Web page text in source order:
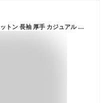
【送料無料】プルオーバーパーカー コットン 長袖 厚手 カジュアル 綿 秋 トレーナー パーカー カモフラ 冬 防寒 厚手 トップス 薄手＆裏起毛